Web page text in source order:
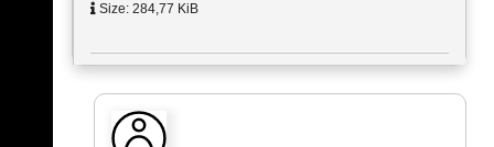
Size: 284,77 KiB